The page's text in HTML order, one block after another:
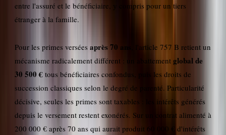
entre l'assuré et le bénéficiaire, y compris pour un tiers
étranger à la famille.
Pour les primes versées après 70 ans
, l'article 757 B retient un
mécanisme radicalement différent : un abattement global de
30 500 € tous bénéficiaires confondus, puis les droits de
succession classiques selon le degré de parenté. Particularité
décisive, seules les primes sont taxables : les intérêts générés
depuis le versement restent exonérés. Sur un contrat alimenté à
200 000 € après 70 ans qui aurait produit 60 000 € d'intérêts